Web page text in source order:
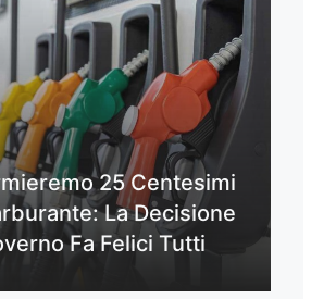
25 Centesimi
La Decisione
Fa Felici Tutti